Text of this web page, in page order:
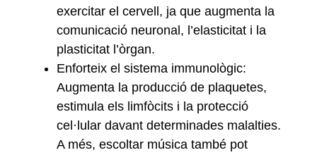
exercitar el cervell, ja que augmenta la
comunicació neuronal, l’elasticitat i la
plasticitat l’òrgan.
Enforteix el sistema immunològic:
Augmenta la producció de plaquetes,
estimula els limfòcits i la protecció
cel·lular davant determinades malalties.
A més, escoltar música també pot